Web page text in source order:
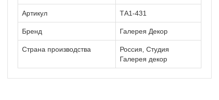
Артикул ТА1-431
Бренд Галерея Декор
Страна производства
Россия, Студия
Галерея декор